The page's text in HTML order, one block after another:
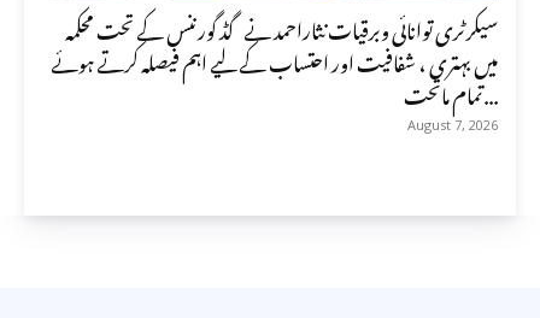
سیکرٹری توانائی وبرقیات نثاراحمد نے گڈ گورننس کے تحت محکمہ
میں بہتری ، شفافیت اور احتساب کے لیے اہم فیصلہ کرتے ہوئے
تمام ماتحت...
August 7, 2026